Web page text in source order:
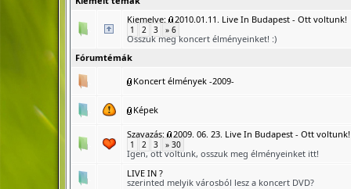
Kiemelve:
2010.01.11. Live In Budapest - Ott voltunk!
1 2 3 » 6
Osszuk meg koncert élményeinket! :)
Fórumtémák
Koncert élmények -2009-
Képek
Szavazás: 2009. 06. 23. Live In Budapest - Ott voltunk!
1 2 3 » 30
Igen, ott voltunk, osszuk meg élményeinket itt!
LIVE IN ?
szerinted melyik városból lesz a koncert DVD?